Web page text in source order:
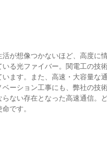
が想像つかないほど、高度に
る光ファイバー。関電工の技
ます。また、高速・大容量な
ーション工事にも、弊社の技
ない存在となった高速通信。
です。